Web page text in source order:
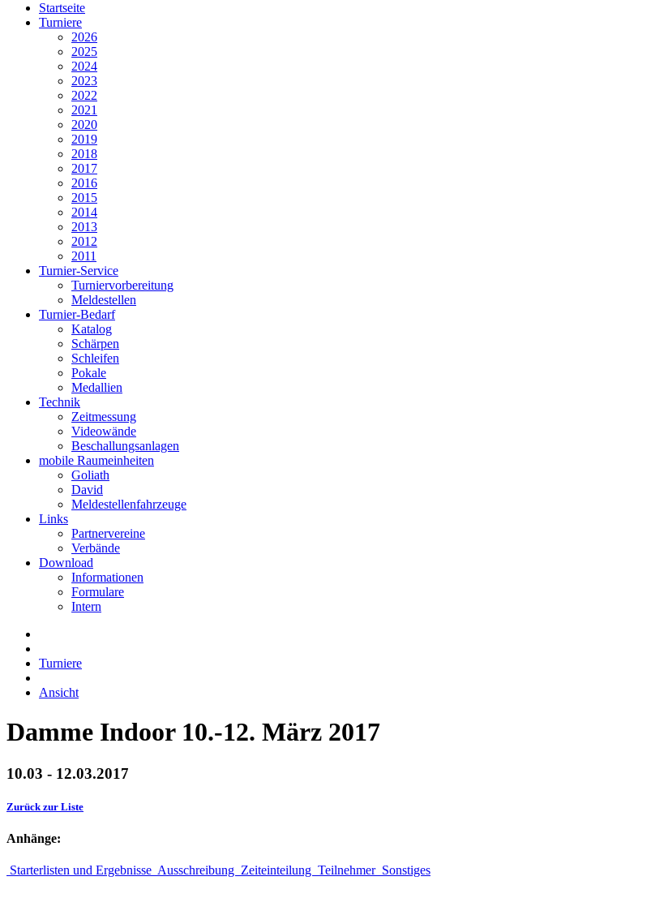
Startseite
Turniere
2026
2025
2024
2023
2022
2021
2020
2019
2018
2017
2016
2015
2014
2013
2012
2011
Turnier-Service
Turniervorbereitung
Meldestellen
Turnier-Bedarf
Katalog
Schärpen
Schleifen
Pokale
Medallien
Technik
Zeitmessung
Videowände
Beschallungsanlagen
mobile Raumeinheiten
Goliath
David
Meldestellenfahrzeuge
Links
Partnervereine
Verbände
Download
Informationen
Formulare
Intern
Turniere
Ansicht
Damme Indoor 10.-12. März 2017
10.03 - 12.03.2017
Zurück zur Liste
Anhänge:
Starterlisten und Ergebnisse Ausschreibung Zeiteinteilung Teilnehmer Sonstiges